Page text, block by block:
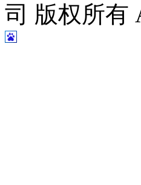
司 版权所有